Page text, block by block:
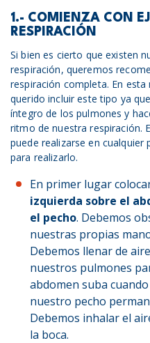
1.- COMIENZA CON
RESPIRACIÓN
Si bien es cierto que existen
respiración, queremos
respiración completa. En
querido incluir este tipo ya
íntegro de los pulmones y
ritmo de nuestra respiración.
puede realizarse en cualquier
para realizarlo.
En primer lugar
izquierda sobre el
el pecho. Debemos
nuestras propias
Debemos llenar de
nuestros pulmones
abdomen suba
nuestro pecho
Debemos inhalar el
la boca.